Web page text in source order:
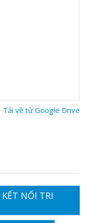
Tải về từ Google Drive
NỐI TRI